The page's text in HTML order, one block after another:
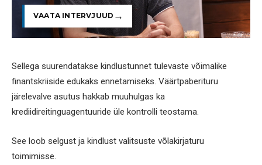
VAATA INTERVJUUD
Sellega suurendatakse kindlustunnet tulevaste võimalike
finantskriiside edukaks ennetamiseks. Väärtpaberituru
järelevalve asutus hakkab muuhulgas ka
krediidireitinguagentuuride üle kontrolli teostama.
See loob selgust ja kindlust valitsuste võlakirjaturu
toimimisse.